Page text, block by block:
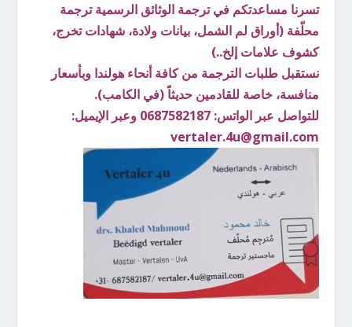
تسرنا مساعدتكم في ترجمة الوثائق الرسمية ترجمة
محلّفة (أوراق لم الشمل، بيانات ولادة، شهادات تخرج،
كشوف علامات إلخ..)
نستقبل طلبات الترجمة من كافة أنحاء هولندا وبأسعار
منافسة، خاصة للقادمين حديثاً (في الكامب).
للتواصل عبر الواتس: 0687582187 وعبر الإيميل:
vertaler.4u@gmail.com